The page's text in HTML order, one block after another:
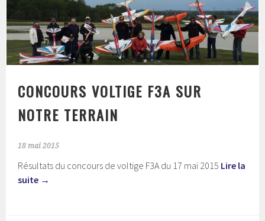
CONCOURS VOLTIGE F3A SUR
NOTRE TERRAIN
18 mai 2015
Résultats du concours de voltige F3A du 17 mai 2015 Lire la
suite →